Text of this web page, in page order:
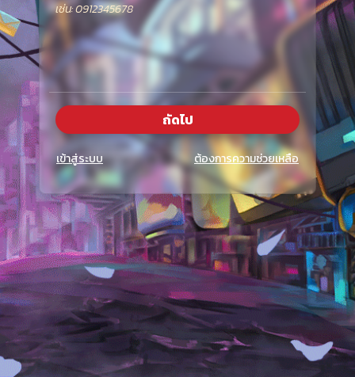
เช่น: 0912345678
ถัดไป
เข้าสู่ระบบ ต้องการความช่วยเหลือ